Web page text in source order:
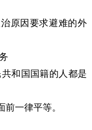
原因要求避难的外
和国国籍的人都是
一律平等。